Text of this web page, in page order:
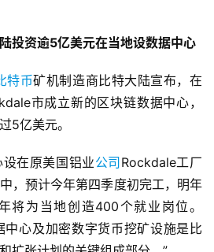
投资逾5亿美元在当地设数据中心
特币矿机制造商比特大陆宣布，在
市成立新的区块链数据中心，
5亿美元。
在原美国铝业公司 Rockdale工厂
，预计今年第四季度初完工，明年
将为当地创造400个就业岗位。
中心及加密数字货币挖矿设施是比